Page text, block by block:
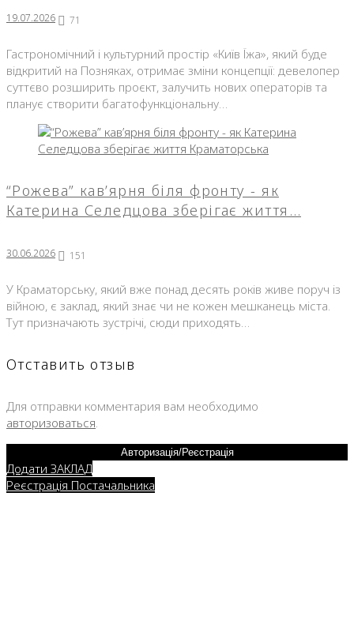
19.07.2026 71
Гастрономічний і культурний простір «Київ Їжа», який буде
відкритий на Позняках, отримає зміни концепції: девелопер
суттєво розширить проєкт, залучить нових операторів та
планує створити багатофункціональну…
“Рожева” кав’ярня біля фронту - як
Катерина Селедцова зберігає життя…
30.06.2026 151
У Краматорську, який вже понад десять років живе поруч із
війною, є заклад, який знає чи не кожен мешканець міста.
Тут призначають зустрічі, сюди приходять…
Отставить отзыв
Для отправки комментария вам необходимо
авторизоваться
Авторизація/Реєстрація
Додати ЗАКЛАД
Реєстрація Постачальника